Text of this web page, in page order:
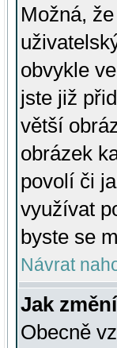
Možná,
obvykle
jste již
větší
obrázek
povolí či
využívat
byste se
Návrat
Jak
Obecně